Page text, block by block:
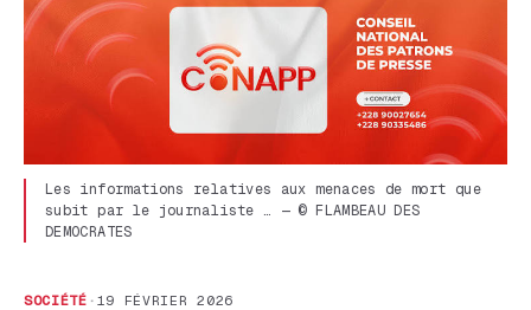
Les informations relatives aux menaces de mort que
subit par le journaliste … — © FLAMBEAU DES
DEMOCRATES
SOCIÉTÉ · 19 FÉVRIER 2026